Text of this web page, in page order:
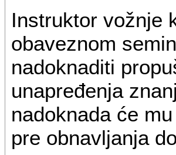
Instruktor vožnje
obaveznom
nadoknaditi
unapređenja
nadoknada će
pre obnavljanja